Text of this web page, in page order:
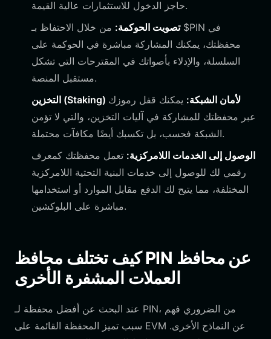
حاجز الدخول للاستثمارات عالية القيمة.
تصويت الحوكمة: من خلال الاحتفاظ بـ $PIN في
محفظتك، يمكنك المشاركة مباشرة في الحوكمة على
السلسلة، والإدلاء بأصواتك في المقترحات التي تشكل
مستقبل المنصة.
التخزين (Staking) لأمان الشبكة: يمكنك قفل رموزك
عبر محفظتك للمشاركة في آليات التخزين، والتي لا تؤمن
الشبكة فحسب، بل تكسبك أيضًا مكافآت محتملة.
الوصول إلى الخدمات اللامركزية: تعمل محفظتك كمعرف
رقمي لك للوصول إلى خدمات البنية التحتية اللامركزية
المختلفة، مما يتيح لك الدفع مقابل الموارد أو استخدامها
مباشرة على البلوكشين.
كيف تختلف محافظ PIN عن محافظ
العملات المشفرة الأخرى
عند البحث عن أفضل محفظة لـ PIN، من الضروري فهم
سبب تميز المحفظة القائمة على EVM عن النماذج الأخرى.